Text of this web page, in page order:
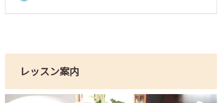
レッスン案内